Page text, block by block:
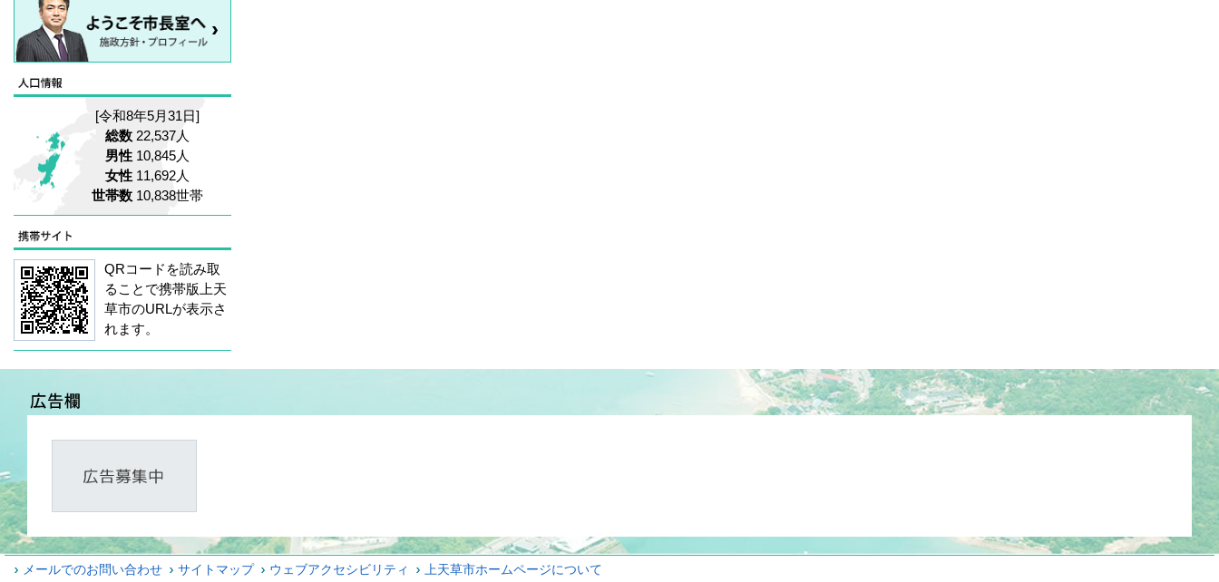
[令和8年5月31日]
総数 22,537人
男性 10,845人
女性 11,692人
世帯数 10,838世帯
QRコードを読み取
ることで携帯版上天
草市のURLが表示さ
れます。
メールでのお問い合わせ サイトマップ ウェブアクセシビリティ 上天草市ホームページについて